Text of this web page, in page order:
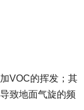
VOC的挥发；其
致地面气旋的频